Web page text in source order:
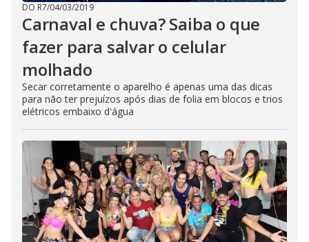
DO R7/04/03/2019
Carnaval e chuva? Saiba o que
fazer para salvar o celular
molhado
Secar corretamente o aparelho é apenas uma das dicas
para não ter prejuízos após dias de folia em blocos e trios
elétricos embaixo d'água